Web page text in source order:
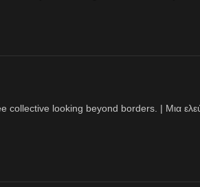
collective looking beyond borders. | Μια